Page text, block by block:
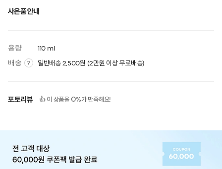
사은품 안내
용량 110 ml
배송 ? 일반배송 2,500원 (2만원 이상 무료배송)
포토리뷰 👍 이 상품을 0%가 만족해요!